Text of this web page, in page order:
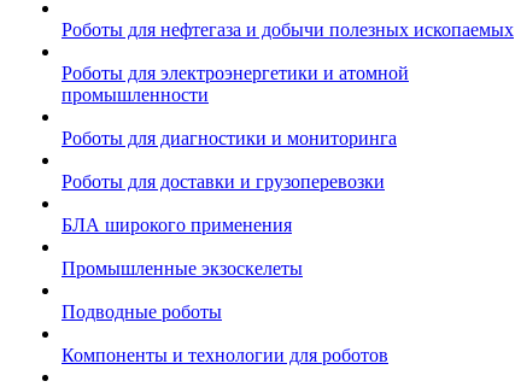
Роботы для нефтегаза и добычи полезных ископаемых
Роботы для электроэнергетики и атомной
промышленности
Роботы для диагностики и мониторинга
Роботы для доставки и грузоперевозки
БЛА широкого применения
Промышленные экзоскелеты
Подводные роботы
Компоненты и технологии для роботов